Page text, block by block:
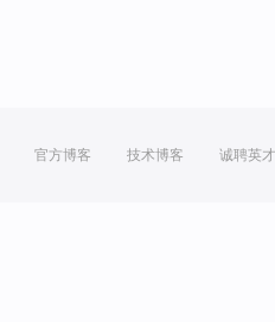
官方博客 技术博客 诚聘英才